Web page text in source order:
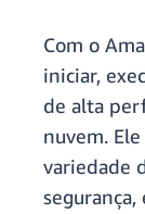
Com o
iniciar,
de alta
nuvem.
variedade